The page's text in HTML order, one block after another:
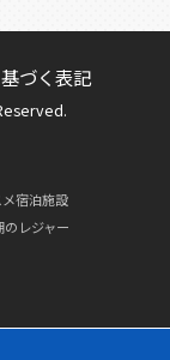
づく表記
宿泊施設
のレジャー